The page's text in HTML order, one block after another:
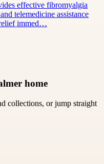
effective fibromyalgia
telemedicine assistance
immed…
home
collections, or jump straight